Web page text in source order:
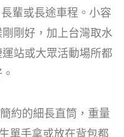
輩或長途車程。小容
剛好，加上台灣取水
站或大眾活動場所都
約的細長直筒，重量
單手拿或放在背包都